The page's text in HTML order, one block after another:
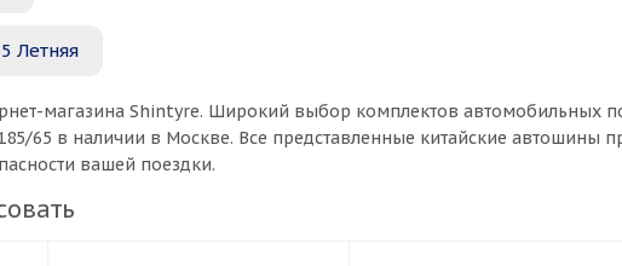
Летняя
магазина Shintyre. Широкий выбор комплектов автомобильных
65 в наличии в Москве. Все представленные китайские автошины
вашей поездки.